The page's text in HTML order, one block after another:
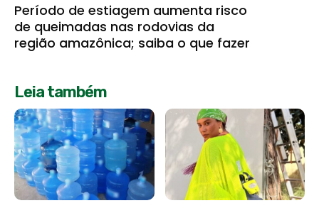
Período de estiagem aumenta risco
de queimadas nas rodovias da
região amazônica; saiba o que fazer
Leia também